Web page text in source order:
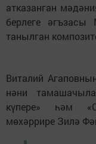
атказанган
берлеге
танылган
Виталий
нәни
күпере» һәм
мөхәррире Зилә